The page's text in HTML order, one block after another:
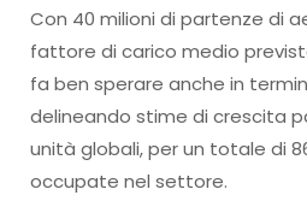
Con 40 milioni di partenze di
fattore di carico medio
fa ben sperare anche in
delineando stime di crescita
unità globali, per un totale di
occupate nel settore.